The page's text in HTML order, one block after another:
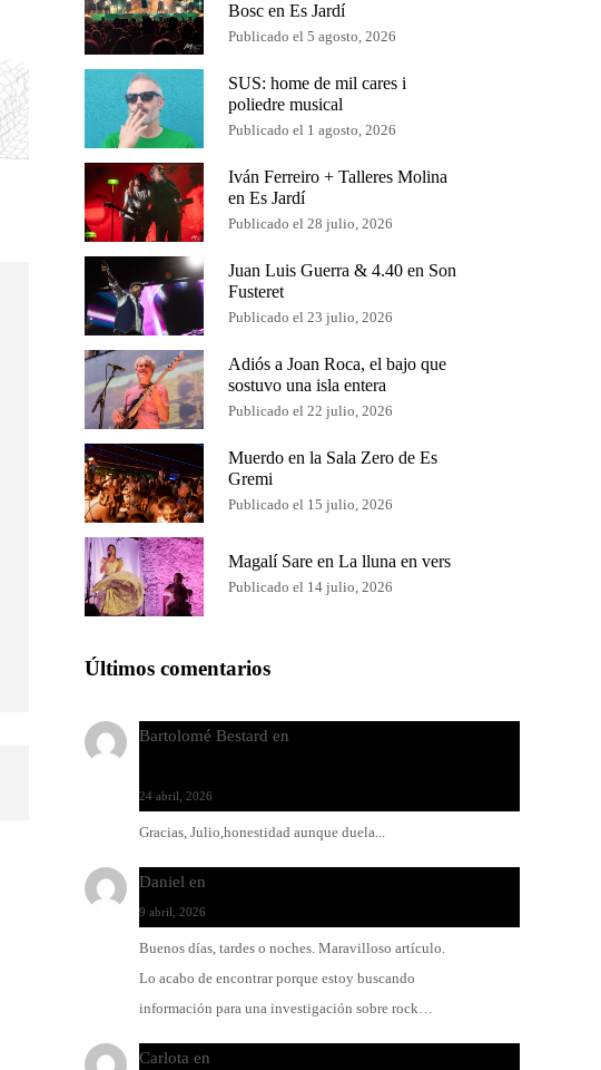
Bosc en Es Jardí
Publicado el 5 agosto, 2026
SUS: home de mil cares i
poliedre musical
Publicado el 1 agosto, 2026
Iván Ferreiro + Talleres Molina
en Es Jardí
Publicado el 28 julio, 2026
Juan Luis Guerra & 4.40 en Son
Fusteret
Publicado el 23 julio, 2026
Adiós a Joan Roca, el bajo que
sostuvo una isla entera
Publicado el 22 julio, 2026
Muerdo en la Sala Zero de Es
Gremi
Publicado el 15 julio, 2026
Magalí Sare en La lluna en vers
Publicado el 14 julio, 2026
Últimos comentarios
Bartolomé Bestard en
24 abril, 2026
Gracias, Julio,honestidad aunque duela...
Daniel en
9 abril, 2026
Buenos días, tardes o noches. Maravilloso artículo.
Lo acabo de encontrar porque estoy buscando
información para una investigación sobre rock…
Carlota en